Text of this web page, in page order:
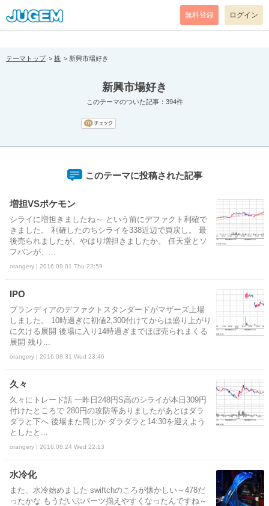
[pear_error: message="Success" code=0 mode=return level=notice
prefix="" info=""]
無料登録 ログイン
テーマトップ 株 新興市場好き
新興市場好き
このテーマのついた記事：394件
このテーマに投稿された記事
増担VSポケモン
シライに増担きましたね～ という前にデファクト利確で
きました。 利確したのちシライを338近辺で買戻し。 最
後売られましたが、やはり増担きましたか。 任天堂とソ
フバンが、...
orangery | 2016.09.01 Thu 22:59
IPO
ブランディアのデファクトスタンダードがマザーズ上場
しました。 10時過ぎに初値2,300付けてからは盛り上がり
に欠ける展開 後場に入り14時過ぎまでほぼ売られまくる
展開 残り...
orangery | 2016.08.31 Wed 23:46
久々
久々にトレード話 一昨日248円S高のシライが本日309円
付けたところで 280円の攻防等ありましたがあとはダラ
ダラと下へ 後場また同じか ダラダラと14:30を迎えよう
としたと...
orangery | 2016.08.24 Wed 22:13
水冷化
また、水冷始めました swiftchのころが懐かしい～478だ
ったかな もうだいぶパーツ揃えやすくなったんですね～